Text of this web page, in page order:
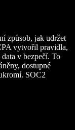
způsob, jak udržet
vytvořil pravidla,
v bezpečí. To
dostupné
SOC2